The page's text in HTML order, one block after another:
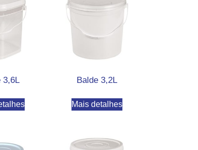
3,6L Balde 3,2L
Mais detalhes